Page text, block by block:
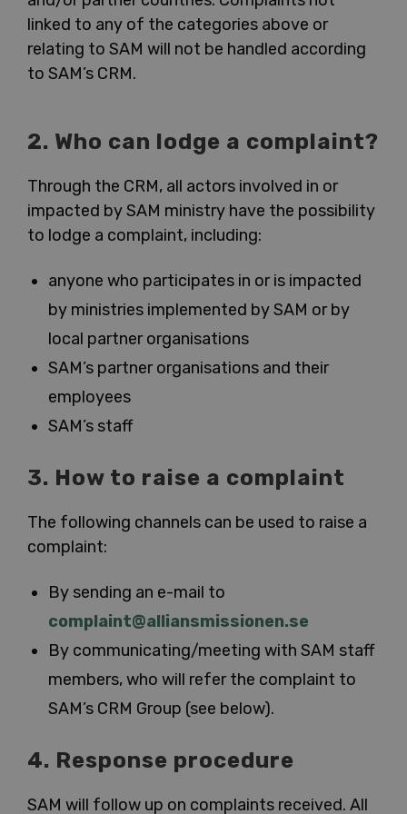
linked to any of the categories above or
relating to SAM will not be handled according
to SAM’s CRM.
2. Who can lodge a complaint?
Through the CRM, all actors involved in or
impacted by SAM ministry have the possibility
to lodge a complaint, including:
anyone who participates in or is impacted
by ministries implemented by SAM or by
local partner organisations
SAM’s partner organisations and their
employees
SAM’s staff
3. How to raise a complaint
The following channels can be used to raise a
complaint:
By sending an e-mail to
complaint@alliansmissionen.se
By communicating/meeting with SAM staff
members, who will refer the complaint to
SAM’s CRM Group (see below).
4. Response procedure
SAM will follow up on complaints received. All